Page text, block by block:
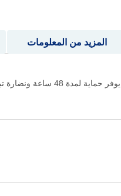
الخاصة ثقة حقيقية بالحماية مع شعور منعش وجاف طوال اليوم
المزيد من المعلومات